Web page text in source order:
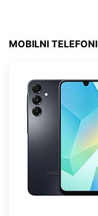
MOBILNI TELEFONI